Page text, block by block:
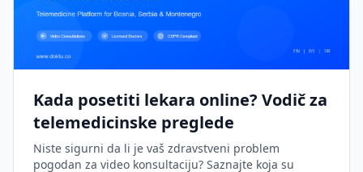
Kada posetiti lekara online? Vodič za
telemedicinske preglede
Niste sigurni da li je vaš zdravstveni problem
pogodan za video konsultaciju? Saznajte koja su